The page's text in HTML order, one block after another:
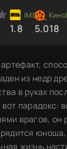
1.8 5.018
из недр
в руках
парадокс:
врагов, он
жизнь